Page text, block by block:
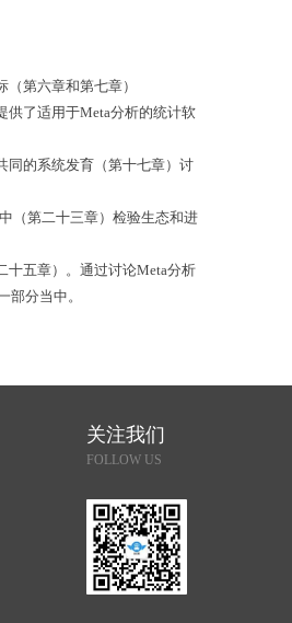
第六章和第七章）
供了适用于Meta分析的统计软
的系统发育（第十七章） 讨
（第二十三章）检验生态和进
十五章）。通过讨论Meta分析
分当中。
关注我们
FOLLOW US